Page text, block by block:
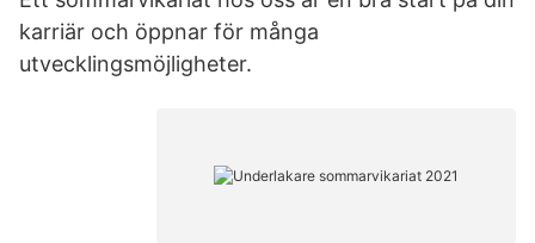
karriär och öppnar för många
utvecklingsmöjligheter.